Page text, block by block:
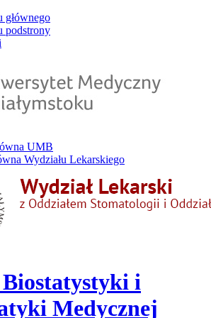
głównego
podstrony
UMB
Wydziału Lekarskiego
Biostatystyki i
Medycznej